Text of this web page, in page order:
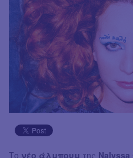
Το νέο άλμπουμ της Nalyssa